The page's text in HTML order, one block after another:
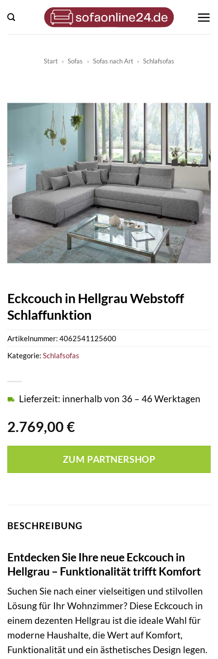
Inhalt
springen
Start » Sofas » Sofas nach Art » Schlafsofas
Eckcouch in Hellgrau Webstoff
Schlaffunktion
2.769,00 €
Lieferzeit: innerhalb von 36 – 46 Werktagen
ZUM PARTNERSHOP
Artikelnummer: 4062541125600
Kategorie: Schlafsofas
BESCHREIBUNG
Entdecken Sie Ihre neue Eckcouch in
Hellgrau – Funktionalität trifft Komfort
Suchen Sie nach einer vielseitigen und stilvollen
Lösung für Ihr Wohnzimmer? Diese Eckcouch in
einem dezenten Hellgrau ist die ideale Wahl für
moderne Haushalte, die Wert auf Komfort,
Funktionalität und ein ästhetisches Design legen.